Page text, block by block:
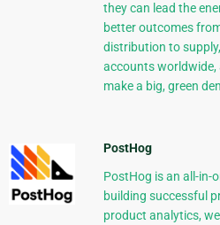
they can lead the
better outcomes
distribution to
accounts worldwide,
make a big, green
PostHog
PostHog is an all-in-
building successful
product analytics,